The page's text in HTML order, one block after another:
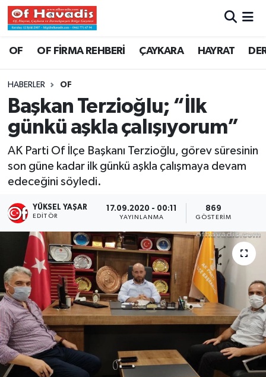
OF OF FİRMA REHBERİ ÇAYKARA HAYRAT
HABERLER OF
Başkan Terzioğlu; “İlk
günkü aşkla çalışıyorum”
AK Parti Of İlçe Başkanı Terzioğlu, görev süresinin
son güne kadar ilk günkü aşkla çalışmaya devam
edeceğini söyledi.
YÜKSEL YAŞAR
EDITÖR
17.09.2020 - 00:11
YAYINLANMA
869
GÖSTERIM
Trabzon Nöbetçi Eczaneler
Trabzon Namaz Vakitleri
Trabzon Trafik Yoğunluk Haritası
Süper Lig Puan Durumu ve Fikstür
Haber Arşivi